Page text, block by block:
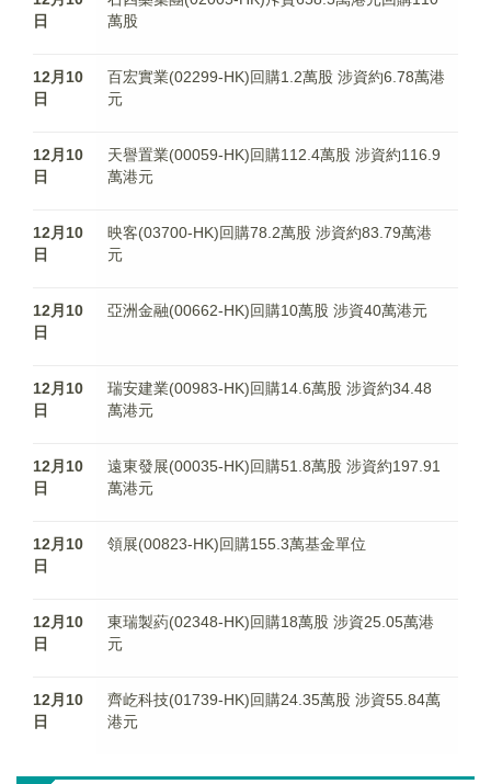
日
萬股
12月10
日
百宏實業(02299-HK)回購1.2萬股 涉資約6.78萬港
元
12月10
日
天譽置業(00059-HK)回購112.4萬股 涉資約116.9
萬港元
12月10
日
映客(03700-HK)回購78.2萬股 涉資約83.79萬港
元
12月10
日
亞洲金融(00662-HK)回購10萬股 涉資40萬港元
12月10
日
瑞安建業(00983-HK)回購14.6萬股 涉資約34.48
萬港元
12月10
日
遠東發展(00035-HK)回購51.8萬股 涉資約197.91
萬港元
12月10
日
領展(00823-HK)回購155.3萬基金單位
12月10
日
東瑞製葯(02348-HK)回購18萬股 涉資25.05萬港
元
12月10
日
齊屹科技(01739-HK)回購24.35萬股 涉資55.84萬
港元